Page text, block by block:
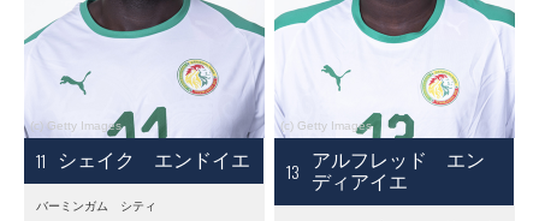
11 シェイク エンドイエ
バーミンガム シティ
13
アルフレッド エン
ディアイエ